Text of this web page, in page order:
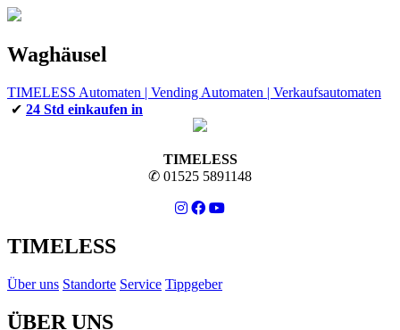
Waghäusel
TIMELESS Automaten | Vending Automaten | Verkaufsautomaten
✔ 24 Std einkaufen in
TIMELESS
✆ 01525 5891148
TIMELESS
Über uns Standorte Service Tippgeber
ÜBER UNS